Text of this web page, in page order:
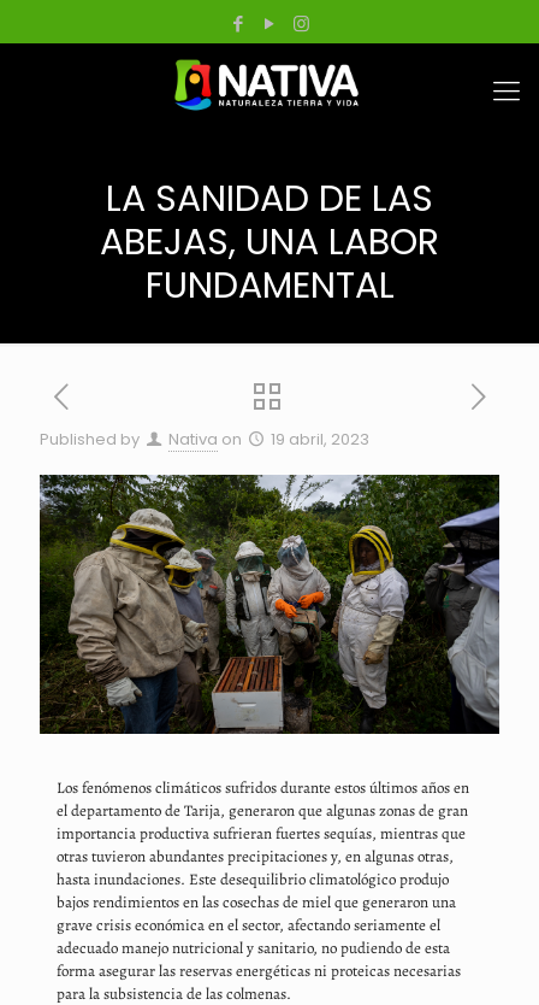
LA SANIDAD DE LAS
ABEJAS, UNA LABOR
FUNDAMENTAL
Published by Nativa on 19 abril, 2023
Los fenómenos climáticos sufridos durante estos últimos años en
el departamento de Tarija, generaron que algunas zonas de gran
importancia productiva sufrieran fuertes sequías, mientras que
otras tuvieron abundantes precipitaciones y, en algunas otras,
hasta inundaciones. Este desequilibrio climatológico produjo
bajos rendimientos en las cosechas de miel que generaron una
grave crisis económica en el sector, afectando seriamente el
adecuado manejo nutricional y sanitario, no pudiendo de esta
forma asegurar las reservas energéticas ni proteicas necesarias
para la subsistencia de las colmenas.